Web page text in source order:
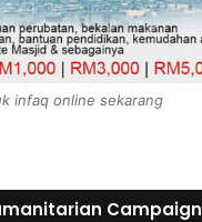
infaq online sekarang
Campaign